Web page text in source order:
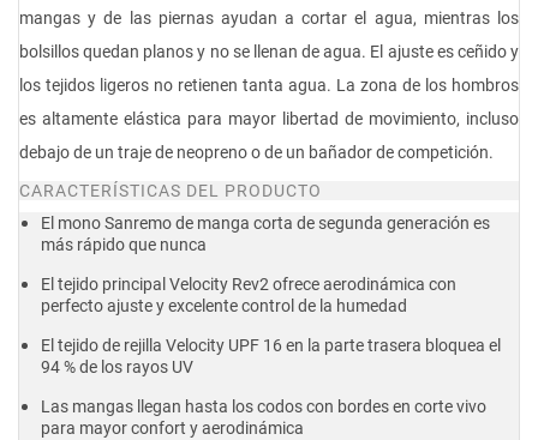
mangas y de las piernas ayudan a cortar el agua, mientras los
bolsillos quedan planos y no se llenan de agua. El ajuste es ceñido y
los tejidos ligeros no retienen tanta agua. La zona de los hombros
es altamente elástica para mayor libertad de movimiento, incluso
debajo de un traje de neopreno o de un bañador de competición.
CARACTERÍSTICAS DEL PRODUCTO
El mono Sanremo de manga corta de segunda generación es
más rápido que nunca
El tejido principal Velocity Rev2 ofrece aerodinámica con
perfecto ajuste y excelente control de la humedad
El tejido de rejilla Velocity UPF 16 en la parte trasera bloquea el
94 % de los rayos UV
Las mangas llegan hasta los codos con bordes en corte vivo
para mayor confort y aerodinámica